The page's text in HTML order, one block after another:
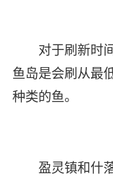
对于刷新时间
鱼岛是会刷从最
种类的鱼。
盈灵镇和什落